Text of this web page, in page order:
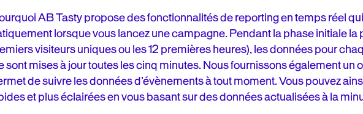
AB Tasty propose des fonctionnalités de reporting en temps réel
lorsque vous lancez une campagne. Pendant la phase initiale la
visiteurs uniques ou les 12 premières heures), les données pour
sont mises à jour toutes les cinq minutes. Nous fournissons également un
de suivre les données d’évènements à tout moment. Vous pouvez
et plus éclairées en vous basant sur des données actualisées à la